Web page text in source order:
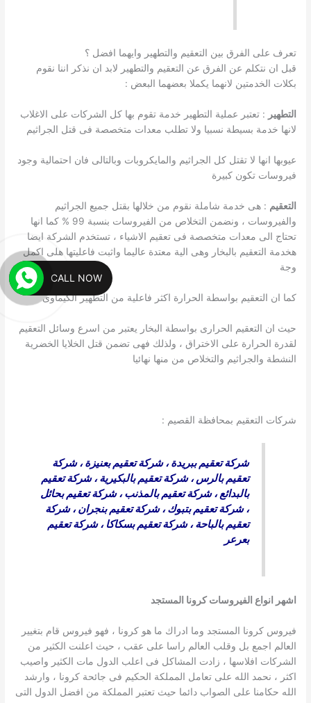
تعرف على الفرق بين التعقيم والتطهير وايهما افضل ؟
قبل ان نتكلم عن الفرق عن التعقيم والتطهير لابد ان نذكر اننا نقوم
بكلات الخدمتين لانهما يكملا بعضهما البعض :
التطهير : تعتبر عملية التطهير خدمة تقوم بها كل الشركات على الاغلاب
لانها خدمة بسيطة نسبيا ولا تطلب معدات متخصصة فى قتل الجراثيم
عيوبها انها لا تقتل كل الجراثيم والمايكروبات وبالتالى فان احتمالية وجود
فيروسات تكون كبيرة
التعقيم : هى خدمة شاملة نقوم من خلالها بقتل جميع الجراثيم
والفيروسات ، ونضمن التخلاص من الفيروسات بنسبة 99 % كما انها
تحتاج الى معدات متخصصة فى تعقيم الاشياء ، تستخدم الشركة ايضا
هخدمة التعقيم بالبخار وهى الية معتدة عاليما واثبت فاعليتها هلى اكمل
وجة
كما ان التعقيم بواسطة الحرارة اكثر فاعلية من التطهير الكيماوى
حيث ان التعقيم الحرارى بواسطة البخار يعتبر من اسرع وسائل التعقيم
لقدرة الحرارة على الاختراق ، ولذلك فهى تضمن قتل الخلايا الخضرية
النشطة والجراثيم والتخلاص من منها نهائيا
شركات التعقيم بمحافظة القصيم :
شركة تعقيم ببريدة،شركة تعقيم بعنيزة،شركة
تعقيم بالرس،شركة تعقيم بالبكيرية،شركة تعقيم
بالبدائع،شركة تعقيم بالمذنب،شركة تعقيم بحائل
،شركة تعقيم بتبوك،شركة تعقيم بنجران،شركة
تعقيم بالباحة،شركة تعقيم بسكاكا ،شركة تعقيم
بعرعر
اشهر انواع الفيروسات كرونا المستجد
فيروس كرونا المستجد وما ادراك ما هو كرونا ، فهو فيروس قام بتغيير
العالم اجمع بل وقلب العالم راسا على عقب ، حيث اعلنت الكثير من
الشركات افلاسها ، زادت المشاكل فى اعلب الدول مات الكثير واصيب
اكثر ، نحمد الله على تعامل المملكة الحكيم فى جائحة كرونا ، وارشد
الله حكامنا على الصواب دائما حيث تعتبر المملكة من افضل الدول التى
CALL NOW